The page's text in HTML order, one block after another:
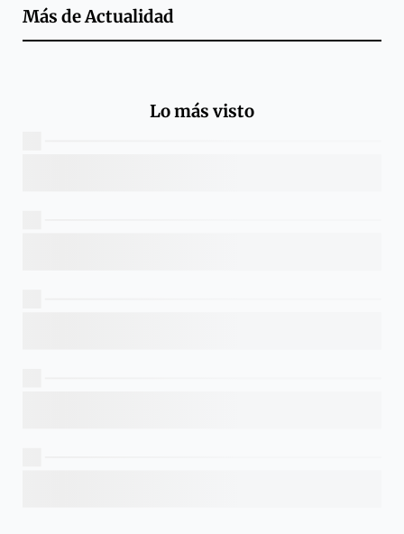
Más deActualidad
Lo más visto